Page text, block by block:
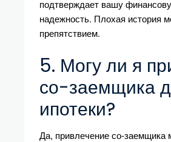
подтверждает вашу
надежность. Плохая история
препятствием.
5. Могу ли я
со-заемщика
ипотеки?
Да, привлечение со-заемщика